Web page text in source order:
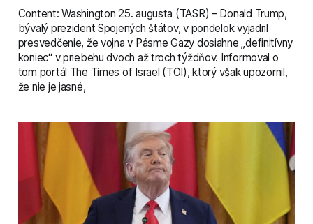
Content: Washington 25. augusta (TASR) – Donald Trump,
bývalý prezident Spojených štátov, v pondelok vyjadril
presvedčenie, že vojna v Pásme Gazy dosiahne „definitívny
koniec“ v priebehu dvoch až troch týždňov. Informoval o
tom portál The Times of Israel (TOI), ktorý však upozornil,
že nie je jasné,